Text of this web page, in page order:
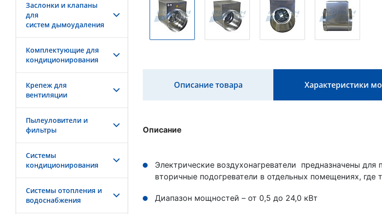
Заслонки и клапаны
для
систем дымоудаления
Комплектующие для
кондиционирования
Крепеж для
вентиляции
Пылеуловители и
фильтры
Системы
кондиционирования
Системы отопления и
водоснабжения
Описание товара Характеристики
Описание
Электрические воздухонагреватели предназначены
вторичные подогреватели в отдельных помещениях, где
Диапазон мощностей – от 0,5 до 24,0 кВт